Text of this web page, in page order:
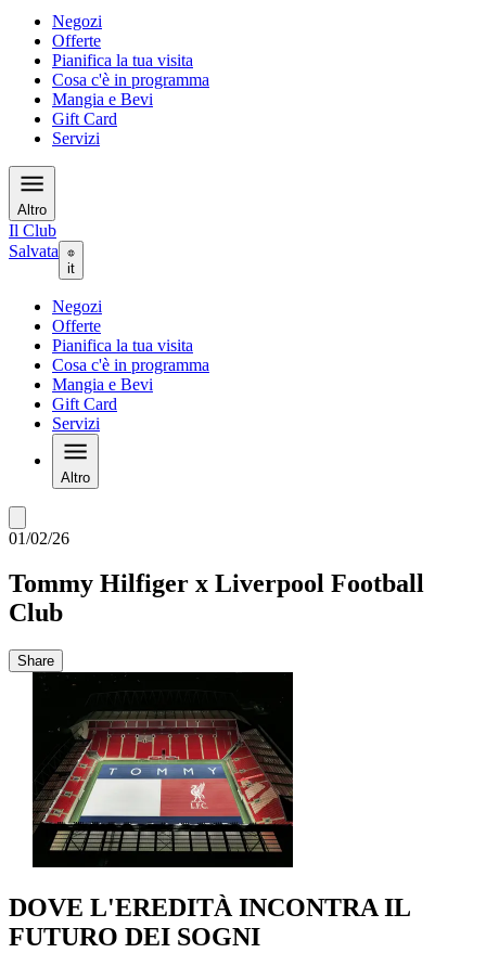
Negozi
Offerte
Pianifica la tua visita
Cosa c'è in programma
Mangia e Bevi
Gift Card
Servizi
Altro
Il Club
Salvata
it
Negozi
Offerte
Pianifica la tua visita
Cosa c'è in programma
Mangia e Bevi
Gift Card
Servizi
Altro
01/02/26
Tommy Hilfiger x Liverpool Football
Club
Share
DOVE L'EREDITÀ INCONTRA IL
FUTURO DEI SOGNI